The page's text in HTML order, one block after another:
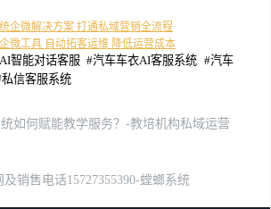
企微解决方案 打通私域营销全流程
微工具 自动拓客运维 降低运营成本
智能对话客服 #汽车车衣AI客服系统 #汽车
私信客服系统
如何赋能教学服务？-教培机构私域运营
销售电话15727355390-螳螂系统